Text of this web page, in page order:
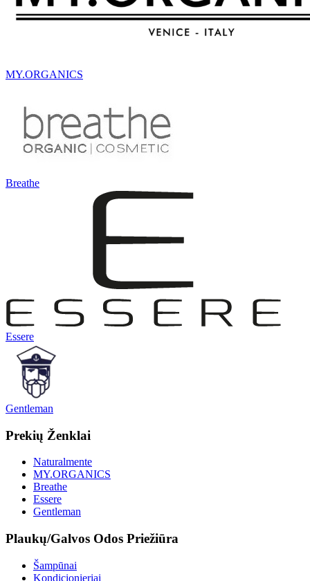
MY.ORGANICS
Breathe
Essere
Gentleman
Prekių Ženklai
Naturalmente
MY.ORGANICS
Breathe
Essere
Gentleman
Plaukų/Galvos Odos Priežiūra
Šampūnai
Kondicionieriai